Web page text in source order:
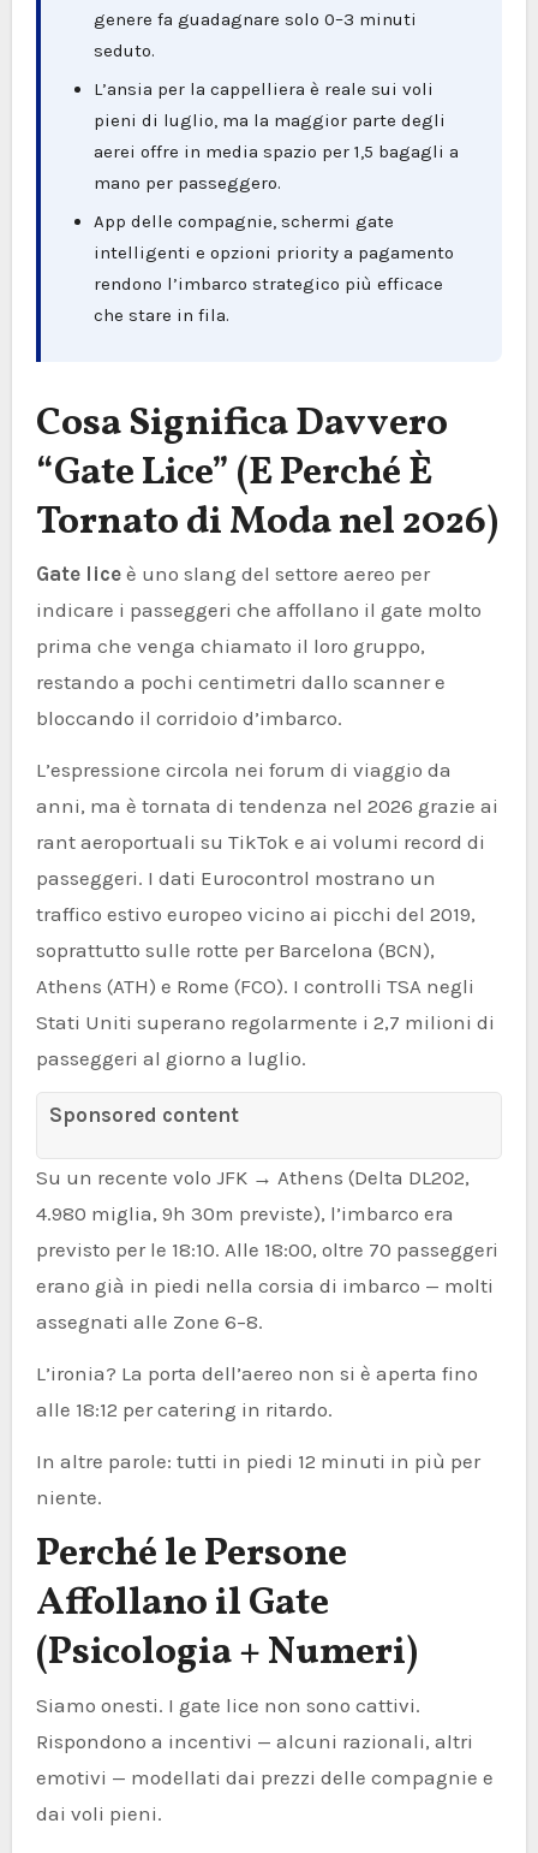
genere fa guadagnare solo 0–3 minuti
seduto.
L’ansia per la cappelliera è reale sui voli
pieni di luglio, ma la maggior parte degli
aerei offre in media spazio per 1,5 bagagli a
mano per passeggero.
App delle compagnie, schermi gate
intelligenti e opzioni priority a pagamento
rendono l’imbarco strategico più efficace
che stare in fila.
Cosa Significa Davvero
“Gate Lice” (E Perché È
Tornato di Moda nel 2026)
Gate liceè uno slang del settore aereo per
indicare i passeggeri che affollano il gate molto
prima che venga chiamato il loro gruppo,
restando a pochi centimetri dallo scanner e
bloccando il corridoio d’imbarco.
L’espressione circola nei forum di viaggio da
anni, ma è tornata di tendenza nel 2026 grazie ai
rant aeroportuali su TikTok e ai volumi record di
passeggeri. I dati Eurocontrol mostrano un
traffico estivo europeo vicino ai picchi del 2019,
soprattutto sulle rotte per Barcelona (BCN),
Athens (ATH) e Rome (FCO). I controlli TSA negli
Stati Uniti superano regolarmente i 2,7 milioni di
passeggeri al giorno a luglio.
Sponsored content
Su un recente volo JFK → Athens (Delta DL202,
4.980 miglia, 9h 30m previste), l’imbarco era
previsto per le 18:10. Alle 18:00, oltre 70 passeggeri
erano già in piedi nella corsia di imbarco — molti
assegnati alle Zone 6–8.
L’ironia? La porta dell’aereo non si è aperta fino
alle 18:12 per catering in ritardo.
In altre parole: tutti in piedi 12 minuti in più per
niente.
Perché le Persone
Affollano il Gate
(Psicologia + Numeri)
Siamo onesti. I gate lice non sono cattivi.
Rispondono a incentivi — alcuni razionali, altri
emotivi — modellati dai prezzi delle compagnie e
dai voli pieni.